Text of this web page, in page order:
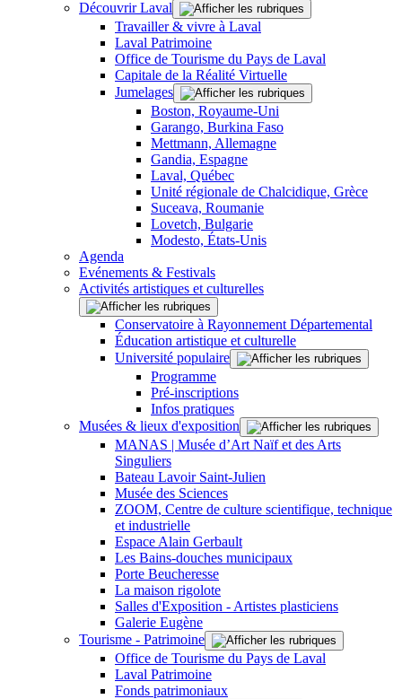
Découvrir Laval
Travailler & vivre à Laval
Laval Patrimoine
Office de Tourisme du Pays de Laval
Capitale de la Réalité Virtuelle
Jumelages
Boston, Royaume-Uni
Garango, Burkina Faso
Mettmann, Allemagne
Gandia, Espagne
Laval, Québec
Unité régionale de Chalcidique, Grèce
Suceava, Roumanie
Lovetch, Bulgarie
Modesto, États-Unis
Agenda
Evénements & Festivals
Activités artistiques et culturelles
Conservatoire à Rayonnement Départemental
Éducation artistique et culturelle
Université populaire
Programme
Pré-inscriptions
Infos pratiques
Musées & lieux d'exposition
MANAS | Musée d’Art Naïf et des Arts
Singuliers
Bateau Lavoir Saint-Julien
Musée des Sciences
ZOOM, Centre de culture scientifique, technique
et industrielle
Espace Alain Gerbault
Les Bains-douches municipaux
Porte Beucheresse
La maison rigolote
Salles d'Exposition - Artistes plasticiens
Galerie Eugène
Tourisme - Patrimoine
Office de Tourisme du Pays de Laval
Laval Patrimoine
Fonds patrimoniaux